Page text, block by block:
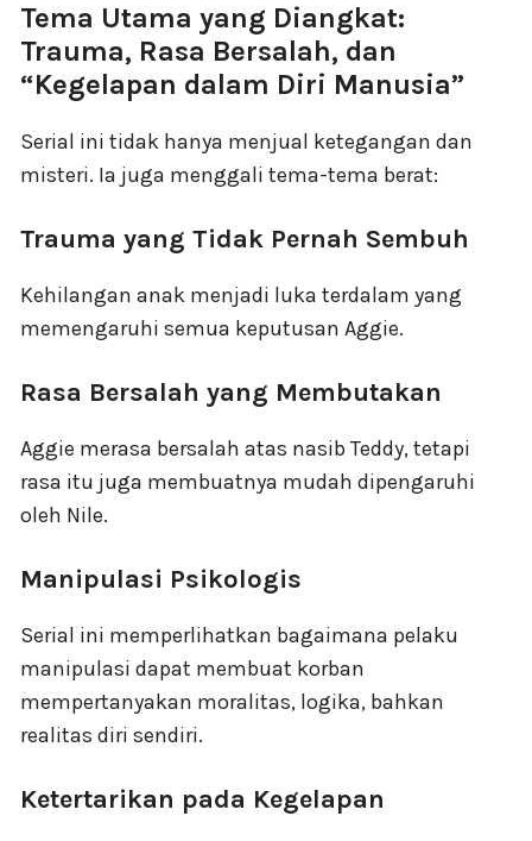
Tema Utama yang Diangkat:
Trauma, Rasa Bersalah, dan
“Kegelapan dalam Diri Manusia”
Serial ini tidak hanya menjual ketegangan dan
misteri. Ia juga menggali tema-tema berat:
Trauma yang Tidak Pernah Sembuh
Kehilangan anak menjadi luka terdalam yang
memengaruhi semua keputusan Aggie.
Rasa Bersalah yang Membutakan
Aggie merasa bersalah atas nasib Teddy, tetapi
rasa itu juga membuatnya mudah dipengaruhi
oleh Nile.
Manipulasi Psikologis
Serial ini memperlihatkan bagaimana pelaku
manipulasi dapat membuat korban
mempertanyakan moralitas, logika, bahkan
realitas diri sendiri.
Ketertarikan pada Kegelapan